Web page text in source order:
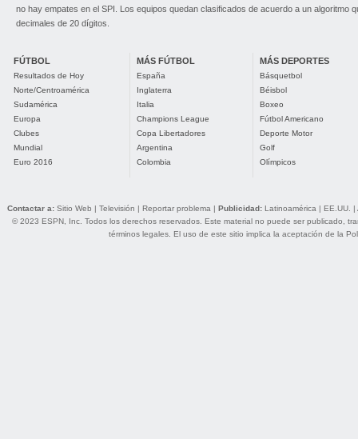
no hay empates en el SPI. Los equipos quedan clasificados de acuerdo a un algoritmo
decimales de 20 dígitos.
FÚTBOL
Resultados de Hoy
Norte/Centroamérica
Sudamérica
Europa
Clubes
Mundial
Euro 2016
MÁS FÚTBOL
España
Inglaterra
Italia
Champions League
Copa Libertadores
Argentina
Colombia
MÁS DEPORTES
Básquetbol
Béisbol
Boxeo
Fútbol Americano
Deporte Motor
Golf
Olímpicos
Contactar a: Sitio Web | Televisión | Reportar problema | Publicidad: Latinoamérica | EE.UU. |
© 2023 ESPN, Inc. Todos los derechos reservados. Este material no puede ser publicado,
términos legales. El uso de este sitio implica la aceptación de la